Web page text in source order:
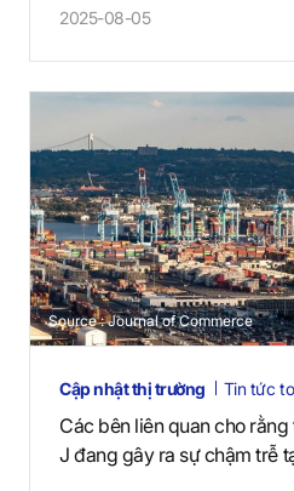
2025-08-05
Source : Journal of Commerce
Cập nhật thị trường Tin tức
Các bên liên quan cho
J đang gây ra sự chậm trễ